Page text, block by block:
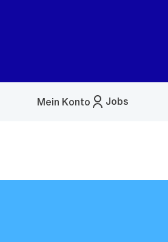
Jobs
Mein Konto
Menü